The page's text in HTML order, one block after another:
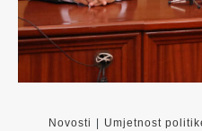
Novosti Umjetnost